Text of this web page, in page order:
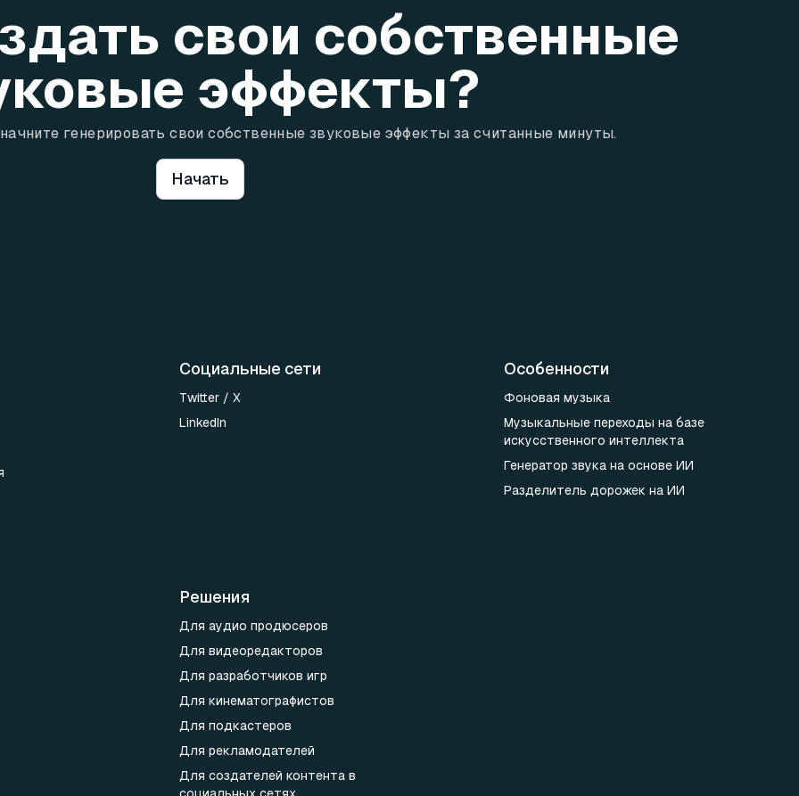
свои собственные
эффекты?
генерировать свои собственные звуковые эффекты за считанные минуты.
Начать
Социальные сети
Twitter / X
LinkedIn
Особенности
Фоновая музыка
Музыкальные переходы на базе
искусственного интеллекта
Генератор звука на основе ИИ
Разделитель дорожек на ИИ
Решения
Для аудио продюсеров
Для видеоредакторов
Для разработчиков игр
Для кинематографистов
Для подкастеров
Для рекламодателей
Для создателей контента в